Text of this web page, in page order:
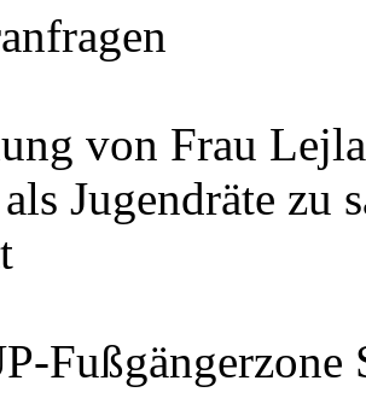
von Frau
Jugendräte
Fußgängerzone